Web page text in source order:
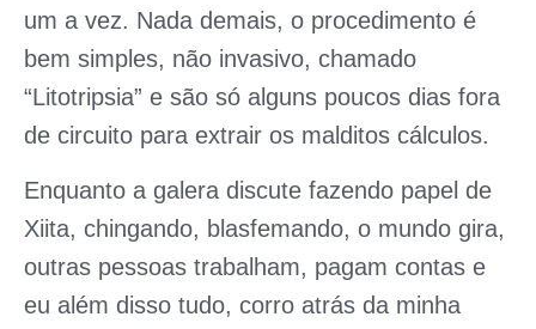
um a vez. Nada demais, o procedimento é
bem simples, não invasivo, chamado
“Litotripsia” e são só alguns poucos dias fora
de circuito para extrair os malditos cálculos.
Enquanto a galera discute fazendo papel de
Xiita, chingando, blasfemando, o mundo gira,
outras pessoas trabalham, pagam contas e
eu além disso tudo, corro atrás da minha